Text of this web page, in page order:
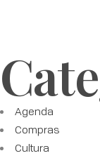
Agenda
Compras
Cultura